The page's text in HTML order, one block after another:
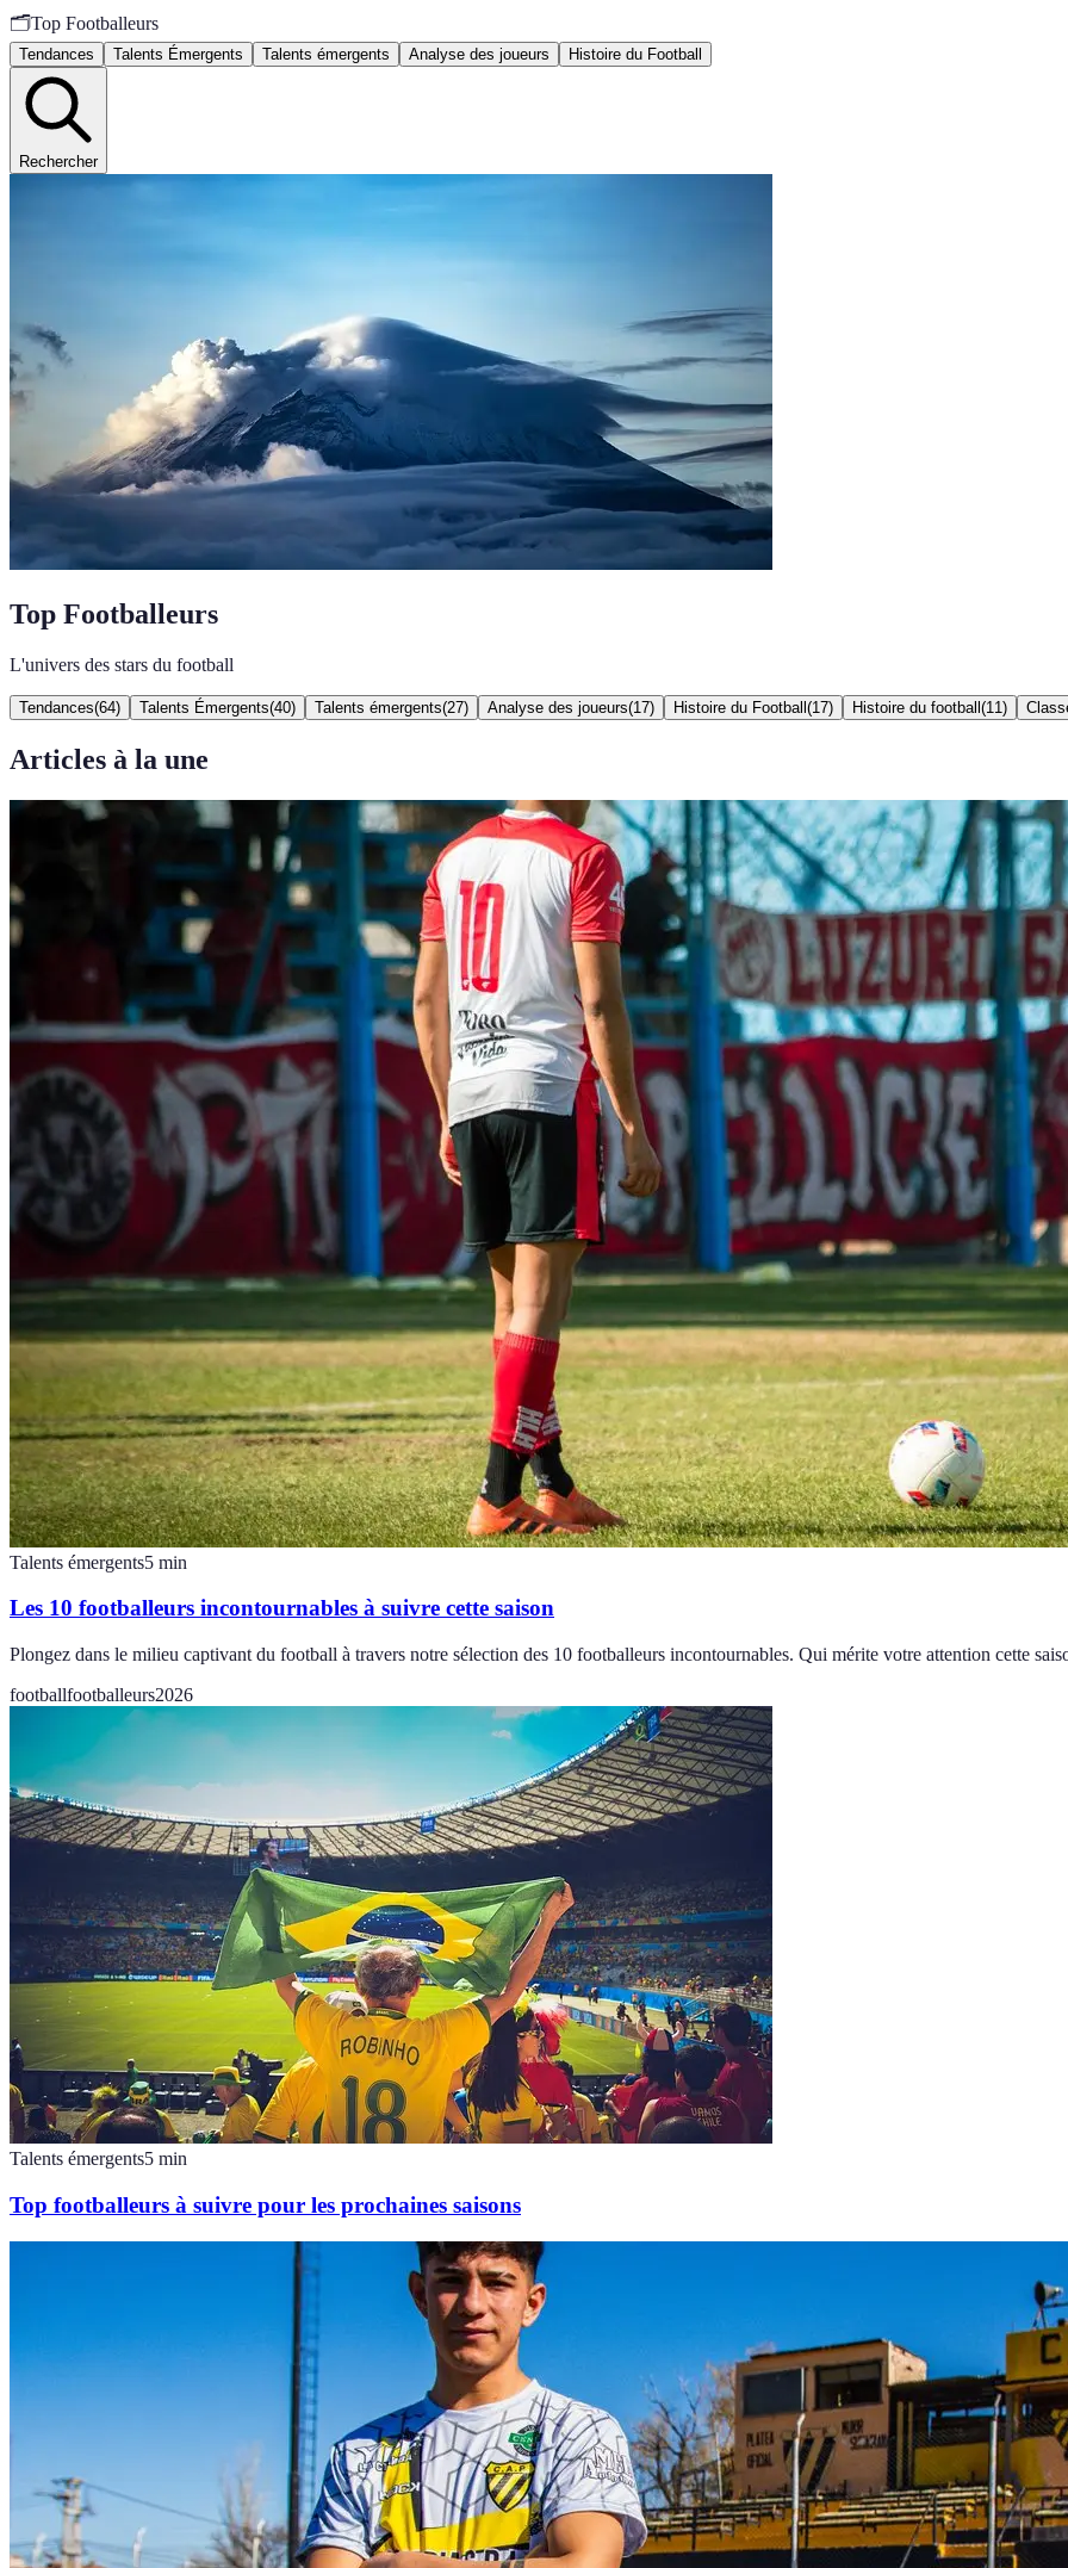
🗂️Top Footballeurs
Tendances Talents Émergents Talents émergents Analyse des joueurs Histoire du Football
Rechercher
Top Footballeurs
L'univers des stars du football
Tendances(64) Talents Émergents(40) Talents émergents(27) Analyse des joueurs(17) Histoire du Football (17) Histoire du football (11 )
Articles à la une
Talents émergents5 min
Les 10 footballeurs incontournables à suivre cette saison
Plongez dans le milieu captivant du football à travers notre sélection des 10 footballeurs incontournables. Qui mérite votre attention cette
footballfootballeurs2026
Talents émergents5 min
Top footballeurs à suivre pour les prochaines saisons